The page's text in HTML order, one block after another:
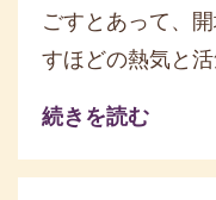
ごすとあって、
すほどの熱気と活
続きを読む